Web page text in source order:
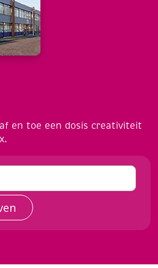
en toe een dosis creativiteit